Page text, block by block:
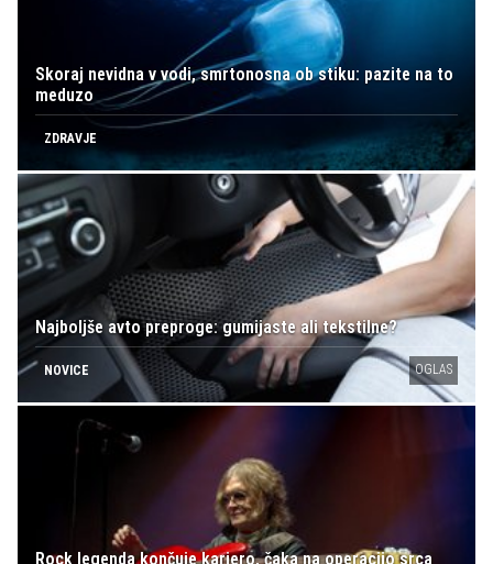
Skoraj nevidna v vodi, smrtonosna ob stiku: pazite na to
meduzo
ZDRAVJE
Najboljše avto preproge: gumijaste ali tekstilne?
NOVICE OGLAS
Rock legenda končuje kariero, čaka na operacijo srca